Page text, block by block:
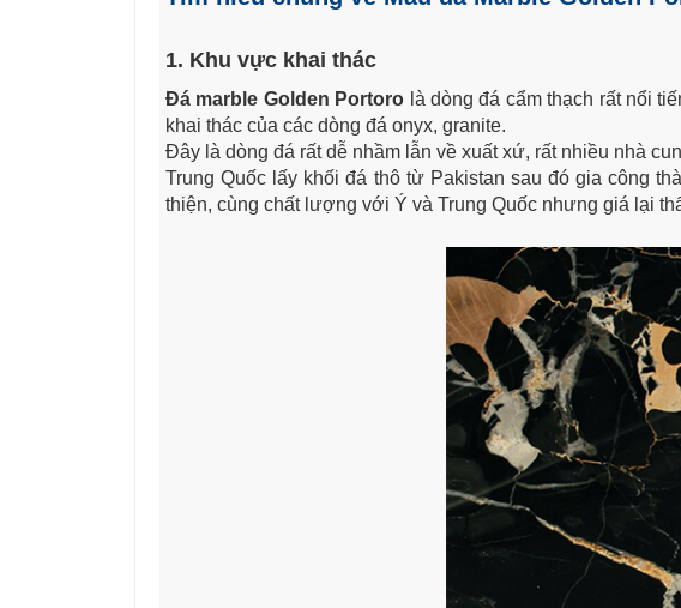
1. Khu vực khai thác
Đá marble Golden Portoro là dòng đá cẩm thạch rất nổi
khai thác của các dòng đá onyx, granite.
Đây là dòng đá rất dễ nhầm lẫn về xuất xứ, rất nhiều nhà
Trung Quốc lấy khối đá thô từ Pakistan sau đó gia công
thiện, cùng chất lượng với Ý và Trung Quốc nhưng giá lại